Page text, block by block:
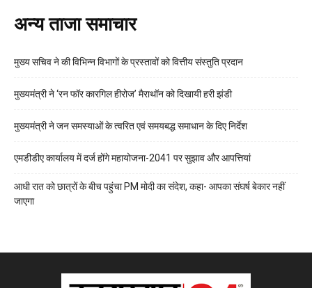
अन्य ताजा समाचार
मुख्य सचिव ने की विभिन्न विभागों के प्रस्तावों को वित्तीय संस्तुति प्रदान
मुख्यमंत्री ने ‘रन फॉर कारगिल हीरोज’ मैराथॉन को दिखायी हरी झंडी
मुख्यमंत्री ने जन समस्याओं के त्वरित एवं समयबद्ध समाधान के दिए निर्देश
एमडीडीए कार्यालय में दर्ज होंगे महायोजना-2041 पर सुझाव और आपत्तियां
आधी रात को छात्रों के बीच पहुंचा PM मोदी का संदेश, कहा- आपका संघर्ष बेकार नहीं
जाएगा